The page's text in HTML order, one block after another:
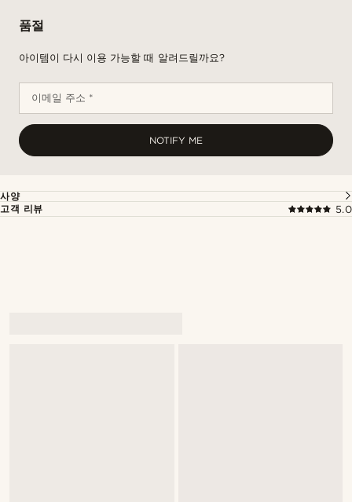
품절
아이템이 다시 이용 가능할 때 알려드릴까요?
이메일 주소 *
NOTIFY ME
사양
고객 리뷰
5.0